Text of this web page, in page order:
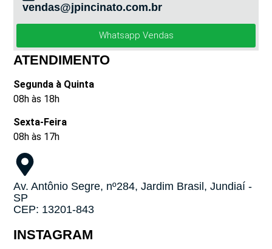
vendas@jpincinato.com.br
Whatsapp Vendas
ATENDIMENTO
Segunda à Quinta
08h às 18h
Sexta-Feira
08h às 17h
Av. Antônio Segre, nº284, Jardim Brasil, Jundiaí -
SP
CEP: 13201-843
INSTAGRAM